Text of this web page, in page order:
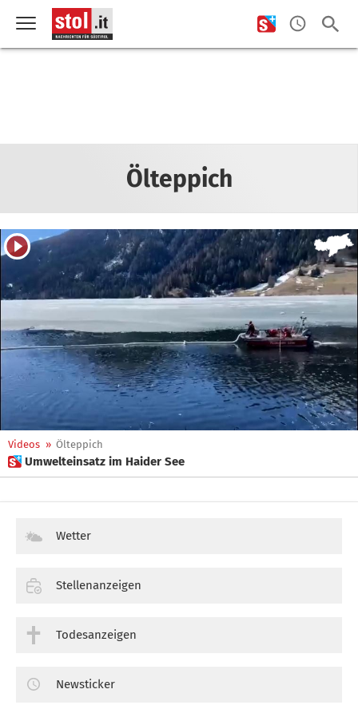
Ölteppich
Videos » Ölteppich
 Umwelteinsatz im Haider See
Wetter
Stellenanzeigen
Todesanzeigen
Newsticker